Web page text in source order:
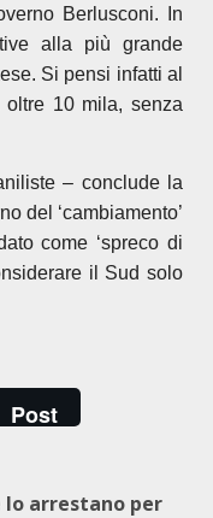
Berlusconi. In
alla più grande
Si pensi infatti al
10 mila, senza
– conclude la
del ‘cambiamento’
come ‘spreco di
il Sud solo
Post
arrestano per